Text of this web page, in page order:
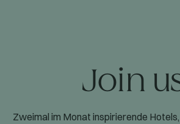
Join
Zweimal im Monat inspirierende